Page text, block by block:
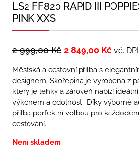
LS2 FF820 RAPID III
PINK XXS
2 999,00Kč 2 849,00 Kč vč.
Městská a cestovní přilba s
designem. Skořepina je vyrobena z
který je lehký a zároveň nabízí
výkonem a odolností. Díky výborné
přilba perfektní volbou pro
cestování.
Není skladem